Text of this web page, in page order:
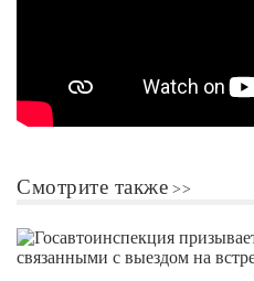
Смотрите также